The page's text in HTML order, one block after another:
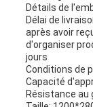
Détails de
Délai de
après avoir
d'organiser
jours
Conditions de
Capacité
Résistance au